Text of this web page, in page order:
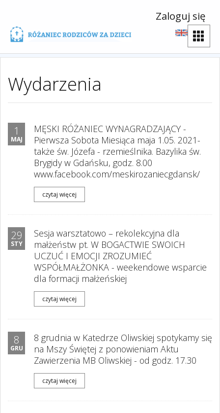
Zaloguj się
Wydarzenia
1
MAJ
MĘSKI RÓŻANIEC WYNAGRADZAJĄCY -
Pierwsza Sobota Miesiąca maja 1.05. 2021-
także św. Józefa - rzemieślnika. Bazylika św.
Brygidy w Gdańsku, godz. 8.00
www.facebook.com/meskirozaniecgdansk/
czytaj więcej
29
STY
Sesja warsztatowo – rekolekcyjna dla
małżeństw pt. W BOGACTWIE SWOICH
UCZUĆ I EMOCJI ZROZUMIEĆ
WSPÓŁMAŁŻONKA - weekendowe wsparcie
dla formacji małżeńskiej
czytaj więcej
8
GRU
8 grudnia w Katedrze Oliwskiej spotykamy się
na Mszy Świętej z ponowieniam Aktu
Zawierzenia MB Oliwskiej - od godz. 17.30
czytaj więcej